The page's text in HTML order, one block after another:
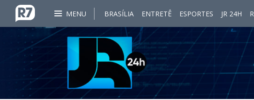
MENU BRASÍLIA ENTRETÊ ESPORTES JR 24H